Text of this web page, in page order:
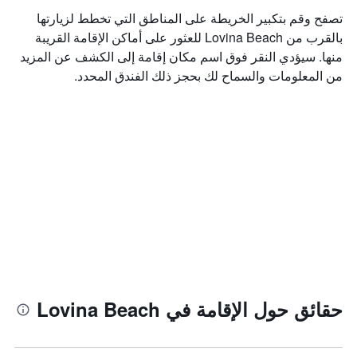
تصفح وقم بتكبير الخريطة على المناطق التي تخطط لزيارتها
بالقرب من Lovina Beach للعثور على أماكن الإقامة القريبة
منها. سيؤدي النقر فوق اسم مكان إقامة إلى الكشف عن المزيد
من المعلومات والسماح لك بحجز ذلك الفندق المحدد.
حقائق حول الإقامة في Lovina Beach